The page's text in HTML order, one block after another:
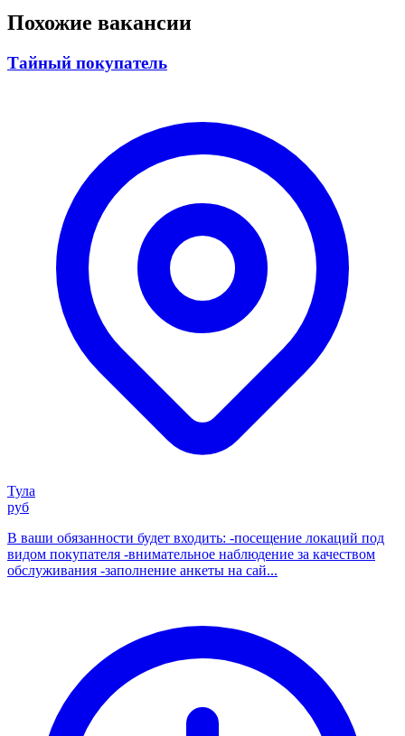
Похожие вакансии
Тайный покупатель
Тула
руб
В ваши обязанности будет входить: -посещение локаций под
видом покупателя -внимательное наблюдение за качеством
обслуживания -заполнение анкеты на сай...